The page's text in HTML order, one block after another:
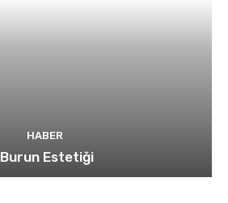
HABER
Burun Estetiği